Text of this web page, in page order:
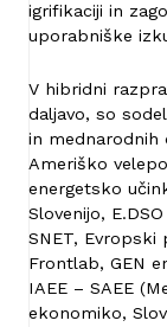
igrifikaciji in
uporabniške
V hibridni
daljavo, so
in mednarodnih
Ameriško
energetsko
Slovenijo,
SNET, Evropski
Frontlab, GEN
IAEE – SAEE
ekonomiko,